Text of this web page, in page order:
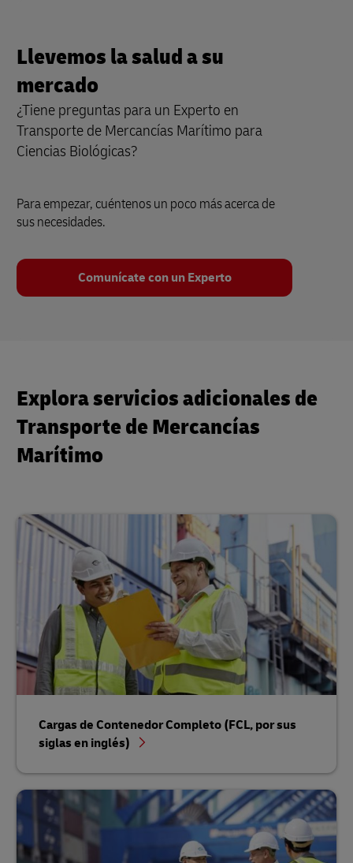
Llevemos la salud a su
mercado
¿Tiene preguntas para un Experto en
Transporte de Mercancías Marítimo para
Ciencias Biológicas?
Para empezar, cuéntenos un poco más acerca de
sus necesidades.
Comunícate con un Experto
Explora servicios adicionales de
Transporte de Mercancías
Marítimo
Cargas de Contenedor Completo (FCL, por sus
siglas en inglés)